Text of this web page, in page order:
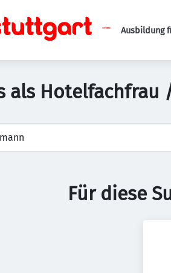
Ausbildung
als
Für diese